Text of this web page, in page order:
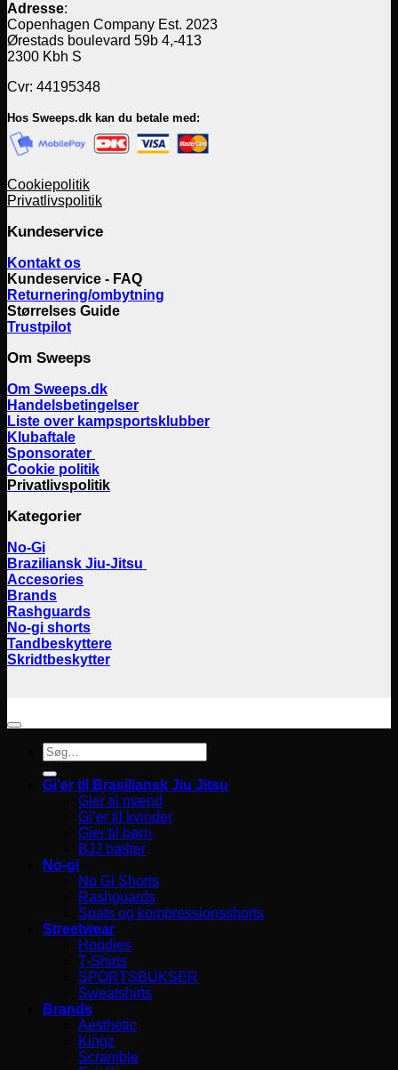
Adresse:
Copenhagen Company Est. 2023
Ørestads boulevard 59b 4,-413
2300 Kbh S
Cvr: 44195348
Hos Sweeps.dk kan du betale med:
Cookiepolitik
Privatlivspolitik
Kundeservice
Kontakt os
Kundeservice - FAQ
Returnering/ombytning
Størrelses Guide
Trustpilot
Om Sweeps
Om Sweeps.dk
Handelsbetingelser
Liste over kampsportsklubber
Klubaftale
Sponsorater
Cookie politik
Privatlivspolitik
Kategorier
No-Gi
Braziliansk Jiu-Jitsu
Accesories
Brands
Rashguards
No-gi shorts
Tandbeskyttere
Skridtbeskytter
Søg
efter:
Gi’er til Brasiliansk Jiu Jitsu
Gier til mænd
Gi’er til kvinder
Gier til børn
BJJ bælter
No-gi
No Gi Shorts
Rashguards
Spats og kompressionsshorts
Streetwear
Hoodies
T-Shirts
SPORTSBUKSER
Sweatshirts
Brands
Aesthetic
Kingz
Scramble